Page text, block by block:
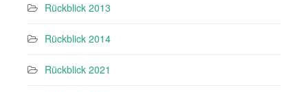
Rückblick 2013
Rückblick 2014
Rückblick 2021